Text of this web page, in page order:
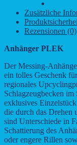
Zusätzliche
Rezensionen (0)
Anhänger PLEK
Der Messing-
ein tolles Geschenk
regionales
Schlagzeugbecken im
exklusives
die durch das Drehen
sind Unterschiede in
Schattierung des
oder engere Rillen